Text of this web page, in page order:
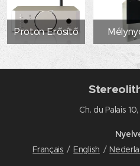
Proton Erősítő
Ch. du Palais
Français
English